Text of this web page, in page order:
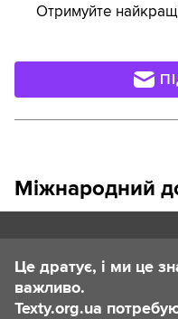
Отримуйте
Міжнародний
Це дратує, і ми це
важливо.
Texty.org.ua